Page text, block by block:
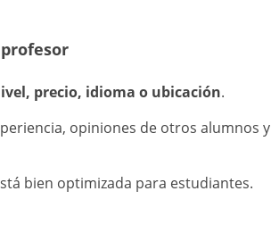
precio, idioma o ubicación.
opiniones de otros alumnos y
bien optimizada para estudiantes.